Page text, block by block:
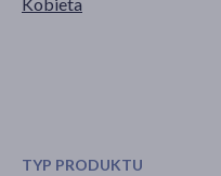
TYP PRODUKTU